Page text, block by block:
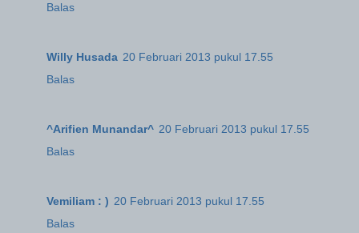
Balas
Willy Husada 20 Februari 2013 pukul 17.55
Balas
^Arifien Munandar^ 20 Februari 2013 pukul 17.55
Balas
Vemiliam : ) 20 Februari 2013 pukul 17.55
Balas